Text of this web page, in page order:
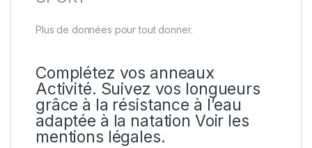
Plus de données pour tout donner.
Complétez vos anneaux
Activité. Suivez vos longueurs
grâce à la résistance à l’eau
adaptée à la natation Voir les
mentions légales.